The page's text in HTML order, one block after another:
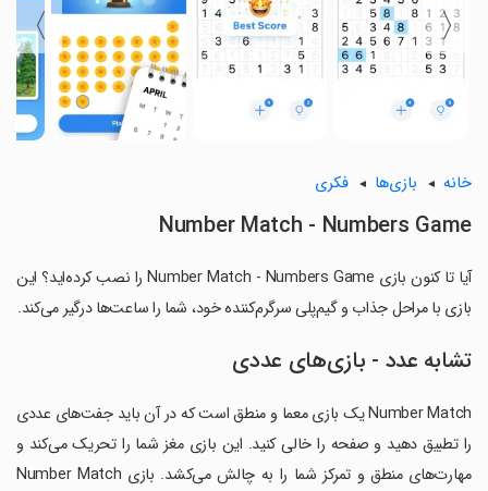
〈
〉
خانه بازی‌ها فکری
Number Match - Numbers Game
آیا تا کنون بازی Number Match - Numbers Game را نصب کرده‌اید؟ این
بازی با مراحل جذاب و گیم‌پلی سرگرم‌کننده خود، شما را ساعت‌ها درگیر می‌کند.
تشابه عدد - بازی‌های عددی
Number Match یک بازی معما و منطق است که در آن باید جفت‌های عددی
را تطبیق دهید و صفحه را خالی کنید. این بازی مغز شما را تحریک می‌کند و
مهارت‌های منطق و تمرکز شما را به چالش می‌کشد. بازی Number Match